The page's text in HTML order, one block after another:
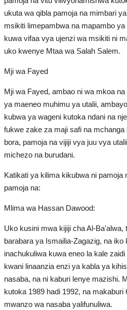
Habari za Taasisi ya
Language
ukuta wa qibla pamoja na mimbari
msikiti limepambwa na mapambo
kuwa vifaa vya ujenzi wa msikiti ni
uko kwenye Mtaa wa Salah Salem.
Mji wa Fayed
Mji wa Fayed, ambao ni wa mkoa
ya maeneo muhimu ya utalii,
kubwa ya wageni kutoka ndani na
fukwe zake za maji safi na mchanga
bora, pamoja na vijiji vya juu vya
michezo na burudani.
Katikati ya kilima kikubwa ni pamoja
pamoja na:
Mlima wa Hassan Dawood:
Uko kusini mwa kijiji cha Al-Ba'alwa,
barabara ya Ismailia-Zagazig, na iko
inachukuliwa kuwa eneo la kale
kwani linaanzia enzi ya kabla ya
nasaba, na ni kaburi lenye mazishi.
kutoka 1989 hadi 1992, na
mwanzo wa nasaba yalifunuliwa.